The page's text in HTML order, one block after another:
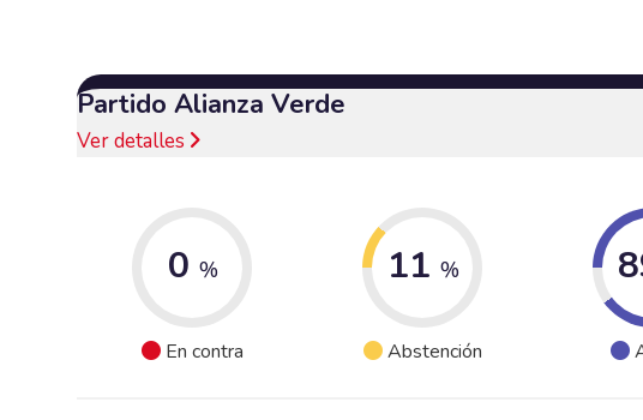
Partido Alianza Verde
Ver detalles
0 %
En contra
11 %
Abstención